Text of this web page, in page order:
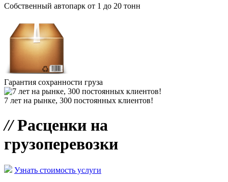
Собственный автопарк от 1 до 20 тонн
Гарантия сохранности груза
7 лет на рынке, 300 постоянных клиентов!
//Расценки на
грузоперевозки
Узнать стоимость услуги